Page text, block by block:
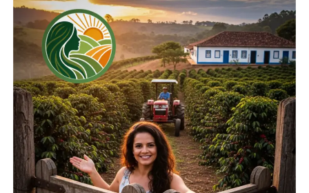
proposto para distribuição dos recursos gerados
pela concessão, que prevê outorga de R$ 8,7
bilhões. A malha ferroviária do Paraná concentra
aproximadamente 78% da carga movimentada por
trens. No entanto, a proposta prevê que parte
significativa desses recursos seja utilizada para
financiar investimentos e déficits em outras
concessões ferroviários.
“Somos favoráveis à modernização da ferrovia e à
nova licitação, mas entendemos que os recursos
gerados pelos usuários paranaenses precisam